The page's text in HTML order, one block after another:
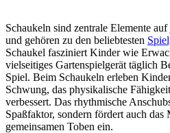
Schaukeln sind zentrale Elemente
und gehören zu den beliebtesten
Schaukel fasziniert Kinder wie
vielseitiges Gartenspielgerät täglich
Spiel. Beim Schaukeln erleben
Schwung, das physikalische
verbessert. Das rhythmische
Spaßfaktor, sondern fördert auch
gemeinsamen Toben ein.